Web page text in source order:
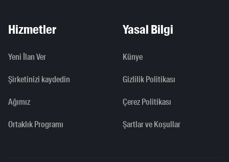
Hizmetler
Yeni İlan Ver
Şirketinizi kaydedin
Ağımız
Ortaklık Programı
Yasal Bilgi
Künye
Gizlilik Politikası
Çerez Politikası
Şartlar ve Koşullar